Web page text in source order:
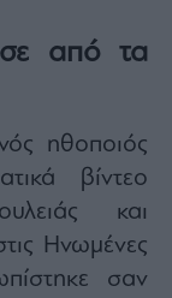
από τα
ηθοποιός
βίντεο
και
Ηνωμένες
σαν